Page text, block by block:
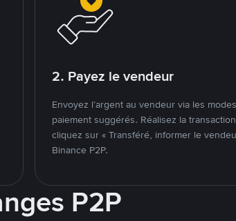
2. Payez le vendeur
Envoyez l’argent au vendeur via les
paiement suggérés. Réalisez la
cliquez sur « Transféré, informer le
Binance P2P.
P2P